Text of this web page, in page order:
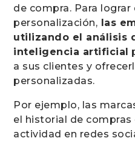
de compra. Para lograr
personalización, las
utilizando el análisis
inteligencia artificial
a sus clientes y
personalizadas.
Por ejemplo, las
el historial de compras
actividad en redes